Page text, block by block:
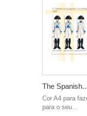
The Spanish...
Cor A4 para
para o seu...